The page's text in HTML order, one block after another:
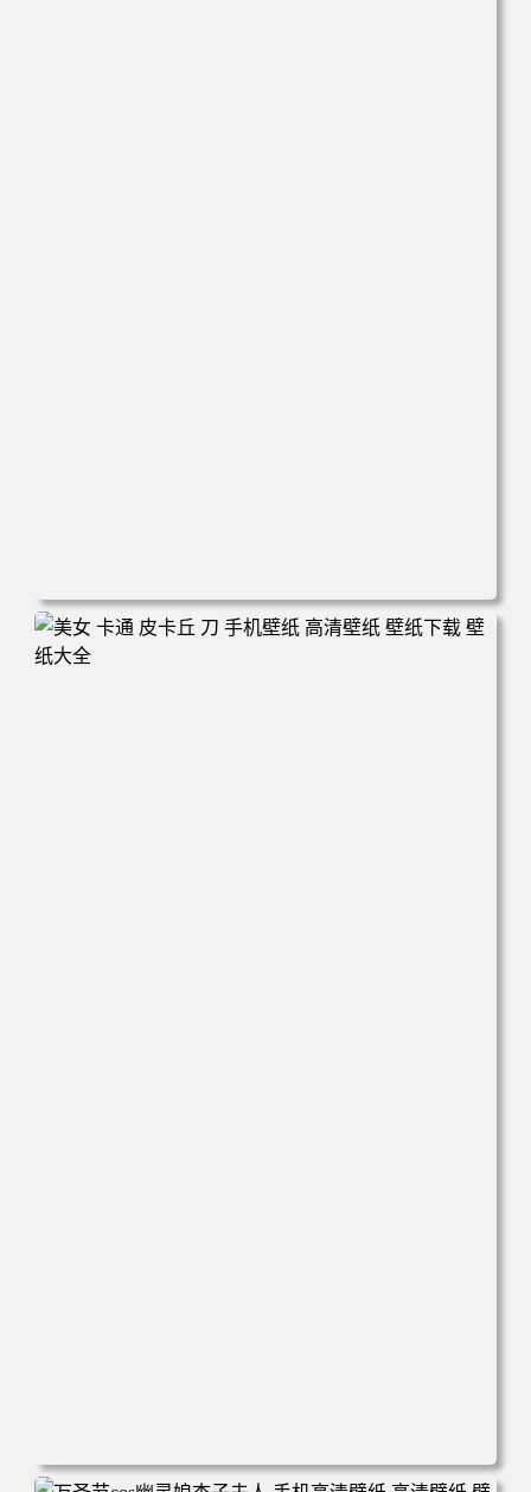
电脑壁纸 新娘 结婚 美女 大白腿 红色礼服 旗袍 手机壁纸 高
清壁纸 壁纸下载 壁纸大全
电脑壁纸 美女 卡通 皮卡丘 刀 手机壁纸 高清壁纸 壁纸下载